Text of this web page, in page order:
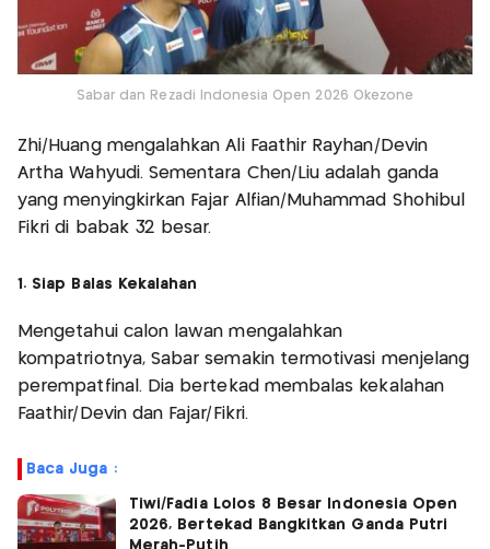
Sabar dan Rezadi Indonesia Open 2026 Okezone
Zhi/Huang mengalahkan Ali Faathir Rayhan/Devin
Artha Wahyudi. Sementara Chen/Liu adalah ganda
yang menyingkirkan Fajar Alfian/Muhammad Shohibul
Fikri di babak 32 besar.
1. Siap Balas Kekalahan
Mengetahui calon lawan mengalahkan
kompatriotnya, Sabar semakin termotivasi menjelang
perempatfinal. Dia bertekad membalas kekalahan
Faathir/Devin dan Fajar/Fikri.
Baca Juga :
Tiwi/Fadia Lolos 8 Besar Indonesia Open
2026, Bertekad Bangkitkan Ganda Putri
Merah-Putih